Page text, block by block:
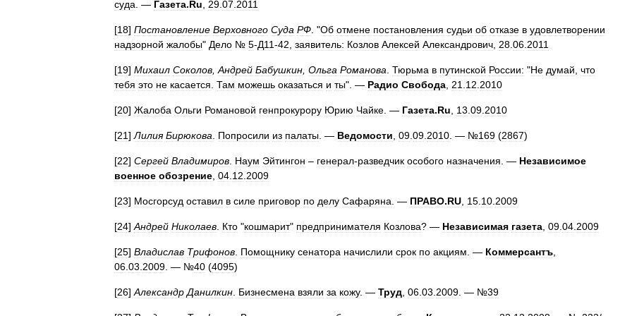
суда . — Газета.Ru 29 07 2011
[18] Постановление Верховного Суда РФ . "Об отмене постановления судьи об отказе в удовлетворении
надзорной жалобы" Дело № 5-Д11-42 заявитель: Козлов Алексей Александрович 28 06 2011
[19] Михаил Соколов Андрей Бабушкин Ольга Романова Тюрьма в путинской России: "Не думай что
тебя это не касается Там можешь оказаться и ты". — Радио Свобода 21 12 2010
[20] Жалоба Ольги Романовой генпрокурору Юрию Чайке . — Газета.Ru 13 09 2010
[21] Лилия Бирюкова Попросили из палаты . — Ведомости 09 09 2010 . — №169 (2867)
[22] Сергей Владимиров Наум Эйтингон – генерал-разведчик особого назначения . — Независимое
военное обозрение 04 12 2009
[23] Мосгорсуд оставил в силе приговор по делу Сафаряна . — ПРАВО.RU 15 10 2009
[24] Андрей Николаев Кто "кошмарит" предпринимателя Козлова? — Независимая газета 09 04 2009
[25] Владислав Трифонов Помощнику сенатора начислили срок по акциям . — Коммерсантъ
06 03 2009 . — №40 (4095)
[26] Александр Данилкин Бизнесмена взяли за кожу. — Труд 06 03 2009 . — №39